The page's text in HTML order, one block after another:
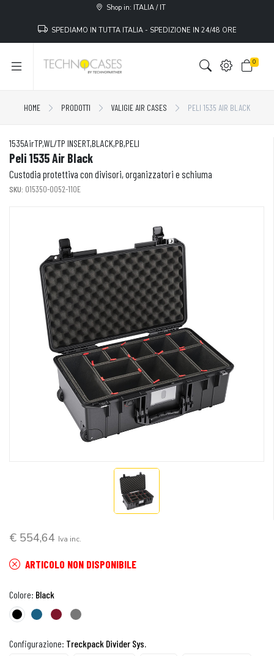
Shop in: ITALIA / IT
SPEDIAMO IN TUTTA ITALIA - SPEDIZIONE IN 24/48 ORE
0
HOME PRODOTTI VALIGIE AIR CASES PELI 1535 AIR BLACK
1535AirTP,WL/TP INSERT,BLACK,PB,PELI
Peli 1535 Air Black
Custodia protettiva con divisori, organizzatori e schiuma
SKU: 015350-0052-110E
€ 554,64 Iva inc.
ARTICOLO NON DISPONIBILE
Colore: Black
Configurazione: Treckpack Divider Sys.